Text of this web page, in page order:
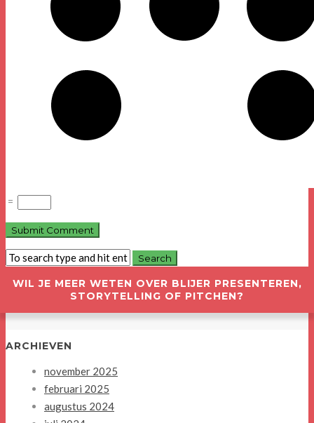
=
WIL JE MEER WETEN OVER BLIJER PRESENTEREN,
STORYTELLING OF PITCHEN?
ARCHIEVEN
november 2025
februari 2025
augustus 2024